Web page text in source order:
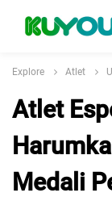
Explore Atlet
Atlet
Medali